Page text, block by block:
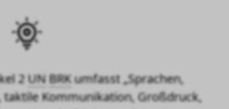
2UNBRKumfasst„Sprachen,
Kommunikation, Großdruck,